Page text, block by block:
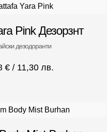
Pink Дезорзнт
дезодоранти
€ / 11,30 лв.